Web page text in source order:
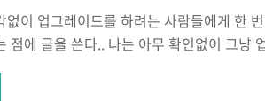
없이 업그레이드를 하려는 사람들에게 한
점에 글을 쓴다.. 나는 아무 확인없이 그냥
. 아이패드 프로를 구매한 기념으로 Sidecar